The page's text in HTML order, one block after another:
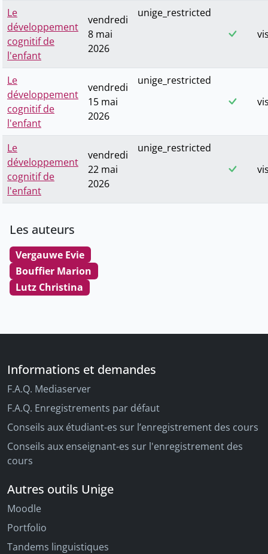
Le
développement
cognitif de
l'enfant
vendredi
8 mai
2026
unige_restricted
Le
développement
cognitif de
l'enfant
vendredi
15 mai
2026
unige_restricted
Le
développement
cognitif de
l'enfant
vendredi
22 mai
2026
unige_restricted
Les auteurs
Vergauwe Evie
Bouffier Marion
Lutz Christina
Informations et demandes
F.A.Q. Mediaserver
F.A.Q. Enregistrements par défaut
Conseils aux étudiant-es sur l’enregistrement des cours
Conseils aux enseignant-es sur l'enregistrement des
cours
Autres outils Unige
Moodle
Portfolio
Tandems linguistiques